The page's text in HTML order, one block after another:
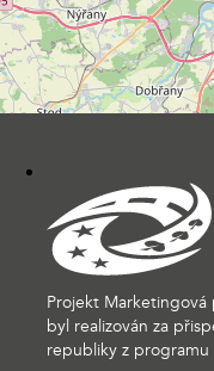
Projekt
byl realizován za
republiky z programu